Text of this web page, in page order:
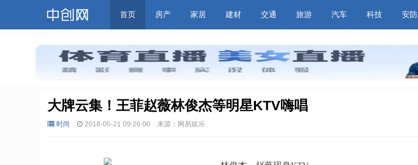
首页 房产 家居 建材 交通 旅游 汽车 科技 安防
大牌云集！王菲赵薇林俊杰等明星KTV嗨唱
时尚 2018-05-21 09:26:00 来源：网易娱乐